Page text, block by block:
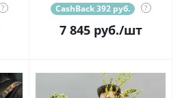
? CashBack 392 руб. ?
7 845руб./шт